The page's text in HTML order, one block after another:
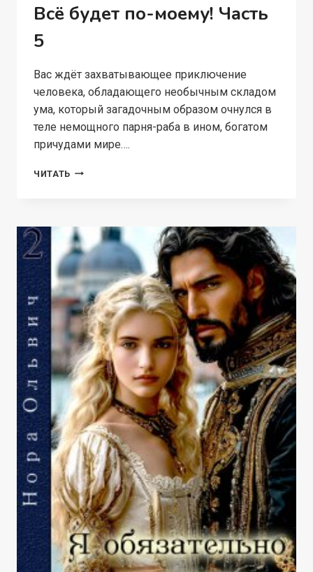
Всё будет по-моему! Часть
5
Вас ждёт захватывающее приключение
человека, обладающего необычным складом
ума, который загадочным образом очнулся в
теле немощного парня-раба в ином, богатом
причудами мире….
ЧИТАТЬ ВСЁ
ЧАСТЬ
5